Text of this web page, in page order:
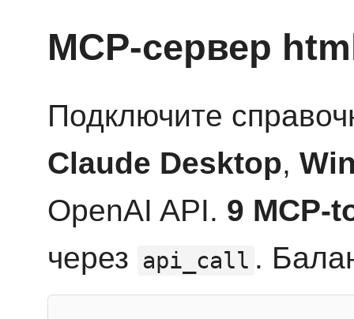
MCP-сервер
Подключите
Claude Desktop,
OpenAI API. 9 MCP-
через api_call .